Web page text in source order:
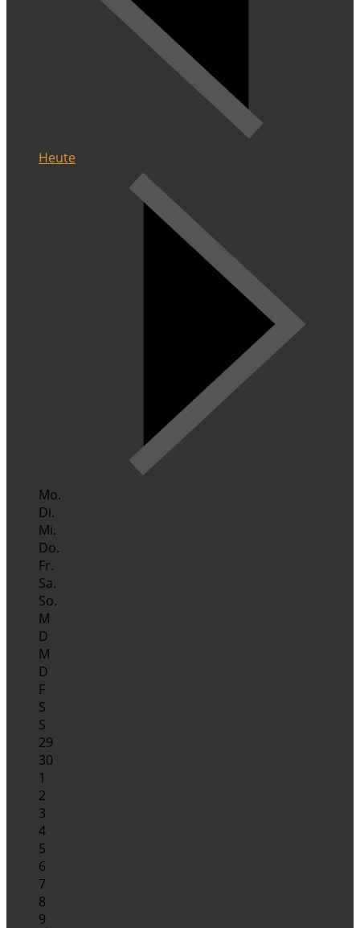
Heute
Mo.
Di.
Mi.
Do.
Fr.
Sa.
So.
M
D
M
D
F
S
S
29
30
1
2
3
4
5
6
7
8
9